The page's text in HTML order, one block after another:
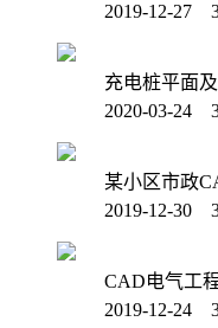
2019-12-27
充电桩平面
2020-03-24
某小区市政
2019-12-30
CAD电气工
2019-12-24